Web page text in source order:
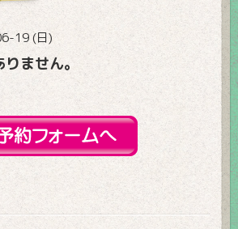
19 (日)
ません。